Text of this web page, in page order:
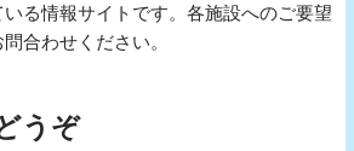
る情報サイトです。各施設へのご要望
合わせください。
うぞ